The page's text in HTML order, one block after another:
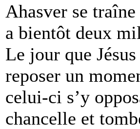
Ahasver se
a bientôt deux
Le jour que
reposer un
celui-ci s’y
chancelle et